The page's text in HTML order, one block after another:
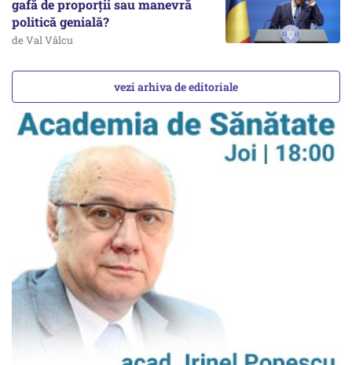
gafă de proporții sau manevră
politică genială?
de Val Vâlcu
vezi arhiva de editoriale